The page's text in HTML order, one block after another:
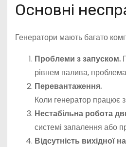
Основні
Генератори мають багато
Проблеми з запуском.
рівнем палива,
Перевантаження.
Коли генератор працює
Нестабільна робота
системі запалення або
Відсутність вихідної